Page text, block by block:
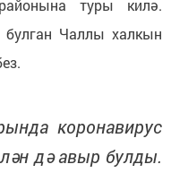
туры килә.
булган Чаллы халкын
коронавирус
дә авыр булды.